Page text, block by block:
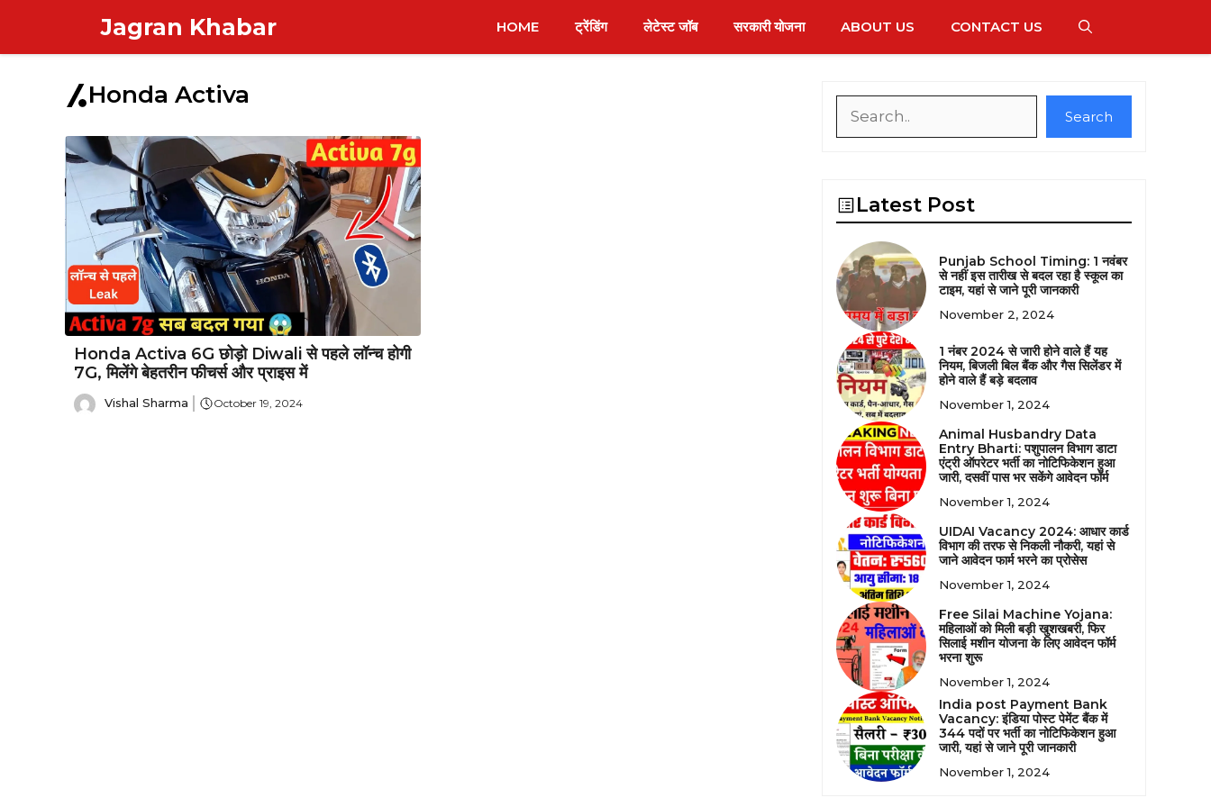
content
Jagran Khabar HOME ट्रेंडिंग लेटेस्ट जॉब सरकारी योजना ABOUT US CONTACT US
Honda Activa
Honda Activa 6G छोड़ो Diwali से पहले लॉन्च होगी
7G, मिलेंगे बेहतरीन फीचर्स और प्राइस में
Vishal Sharma October 19, 2024
Search
Latest Post
Punjab School Timing: 1 नवंबर
से नहीं इस तारीख से बदल रहा है स्कूल का
टाइम, यहां से जाने पूरी जानकारी
November 2, 2024
1 नंबर 2024 से जारी होने वाले हैं यह
नियम, बिजली बिल बैंक और गैस सिलेंडर में
होने वाले हैं बड़े बदलाव
November 1, 2024
Animal Husbandry Data
Entry Bharti: पशुपालन विभाग डाटा
एंट्री ऑपरेटर भर्ती का नोटिफिकेशन हुआ
जारी, दसवीं पास भर सकेंगे आवेदन फॉर्म
November 1, 2024
UIDAI Vacancy 2024: आधार कार्ड
विभाग की तरफ से निकली नौकरी, यहां से
जाने आवेदन फार्म भरने का प्रोसेस
November 1, 2024
Free Silai Machine Yojana:
महिलाओं को मिली बड़ी खुशखबरी, फिर
सिलाई मशीन योजना के लिए आवेदन फॉर्म
भरना शुरू
November 1, 2024
India post Payment Bank
Vacancy: इंडिया पोस्ट पेमेंट बैंक में
344 पदों पर भर्ती का नोटिफिकेशन हुआ
जारी, यहां से जाने पूरी जानकारी
November 1, 2024